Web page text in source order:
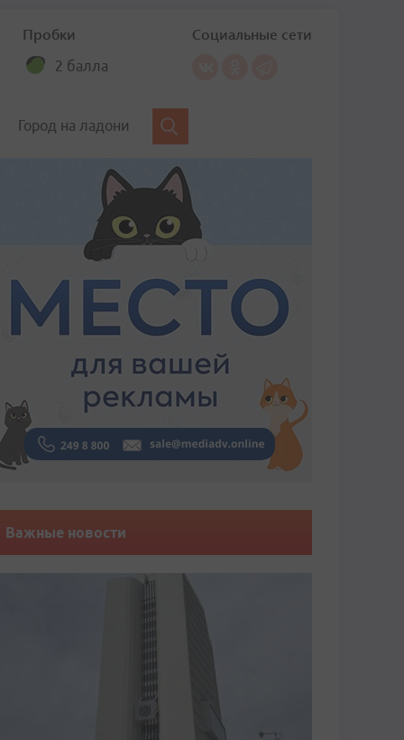
Пробки
2 балла
Социальные сети
Город на ладони
Важные новости